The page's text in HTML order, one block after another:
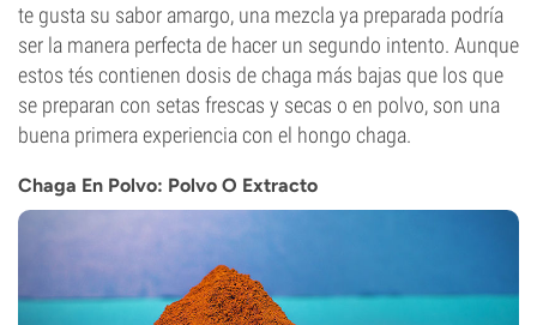
te gusta su sabor amargo, una mezcla ya preparada podría
ser la manera perfecta de hacer un segundo intento. Aunque
estos tés contienen dosis de chaga más bajas que los que
se preparan con setas frescas y secas o en polvo, son una
buena primera experiencia con el hongo chaga.
Chaga En Polvo: Polvo O Extracto